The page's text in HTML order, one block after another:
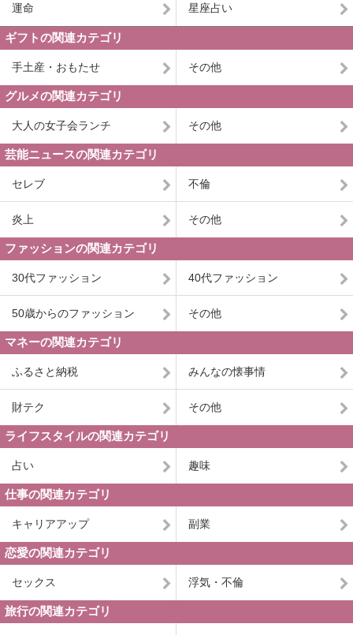
運命 星座占い
ギフトの関連カテゴリ
手土産・おもたせ その他
グルメの関連カテゴリ
大人の女子会ランチ その他
芸能ニュースの関連カテゴリ
セレブ 不倫
炎上 その他
ファッションの関連カテゴリ
30代ファッション 40代ファッション
50歳からのファッション その他
マネーの関連カテゴリ
ふるさと納税 みんなの懐事情
財テク その他
ライフスタイルの関連カテゴリ
占い 趣味
仕事の関連カテゴリ
キャリアアップ 副業
恋愛の関連カテゴリ
セックス 浮気・不倫
旅行の関連カテゴリ